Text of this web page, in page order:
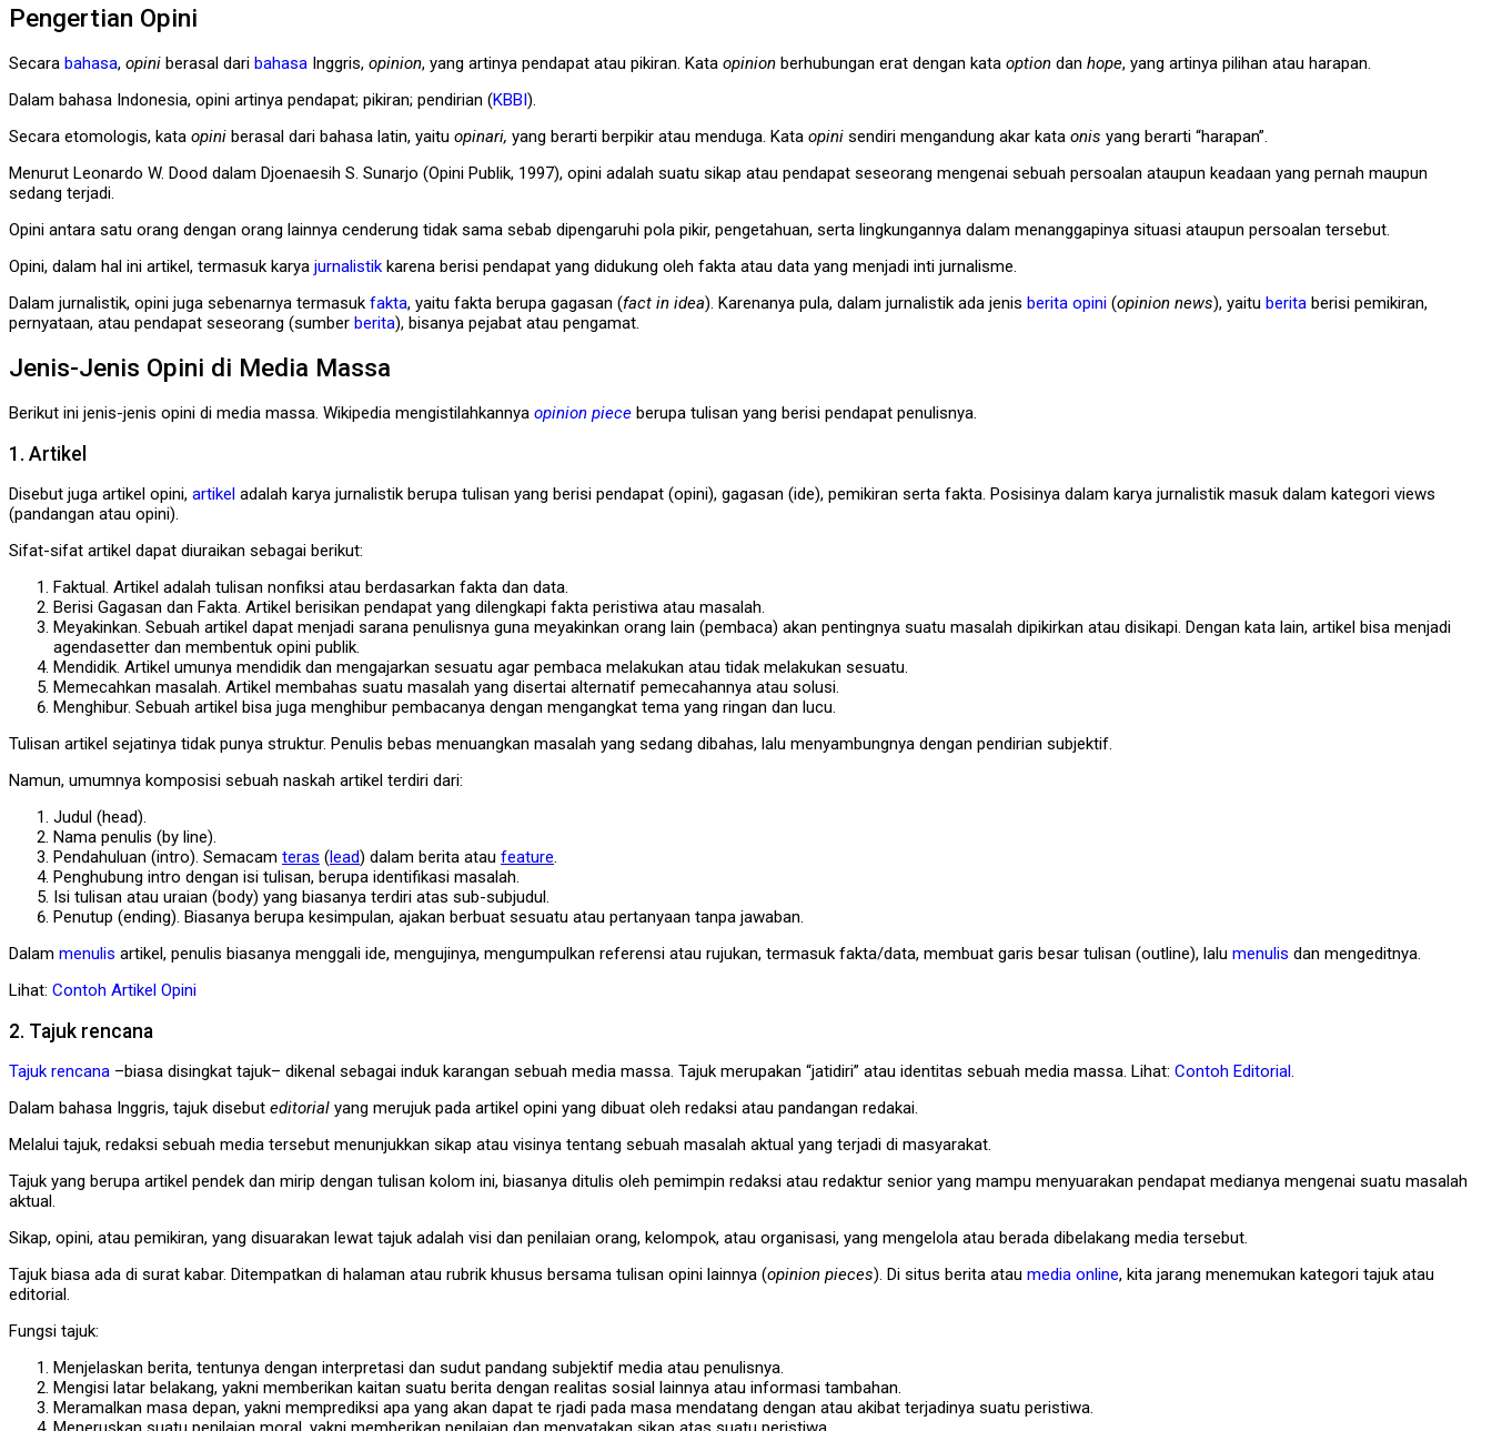
Pengertian Opini
Secara bahasa, opini berasal dari bahasa Inggris, opinion, yang artinya pendapat atau pikiran. Kata opinion berhubungan erat dengan kata option dan hope, yang artinya pilihan atau harapan.
Dalam bahasa Indonesia, opini artinya pendapat; pikiran; pendirian (KBBI).
Secara etomologis, kata opini berasal dari bahasa latin, yaitu opinari, yang berarti berpikir atau menduga. Kata opini sendiri mengandung akar kata onis yang berarti “harapan”.
Menurut Leonardo W. Dood dalam Djoenaesih S. Sunarjo (Opini Publik, 1997), opini adalah suatu sikap atau pendapat seseorang mengenai sebuah persoalan ataupun keadaan yang pernah maupun
sedang terjadi.
Opini antara satu orang dengan orang lainnya cenderung tidak sama sebab dipengaruhi pola pikir, pengetahuan, serta lingkungannya dalam menanggapinya situasi ataupun persoalan tersebut.
Opini, dalam hal ini artikel, termasuk karya jurnalistik karena berisi pendapat yang didukung oleh fakta atau data yang menjadi inti jurnalisme.
Dalam jurnalistik, opini juga sebenarnya termasuk fakta, yaitu fakta berupa gagasan (fact in idea). Karenanya pula, dalam jurnalistik ada jenis berita opini (opinion news), yaitu berita berisi pemikiran,
pernyataan, atau pendapat seseorang (sumber berita), bisanya pejabat atau pengamat.
Jenis-Jenis Opini di Media Massa
Berikut ini jenis-jenis opini di media massa. Wikipedia mengistilahkannya opinion piece berupa tulisan yang berisi pendapat penulisnya.
1. Artikel
Disebut juga artikel opini, artikel adalah karya jurnalistik berupa tulisan yang berisi pendapat (opini), gagasan (ide), pemikiran serta fakta. Posisinya dalam karya jurnalistik masuk dalam kategori views
(pandangan atau opini).
Sifat-sifat artikel dapat diuraikan sebagai berikut:
Faktual. Artikel adalah tulisan nonfiksi atau berdasarkan fakta dan data.
Berisi Gagasan dan Fakta. Artikel berisikan pendapat yang dilengkapi fakta peristiwa atau masalah.
Meyakinkan. Sebuah artikel dapat menjadi sarana penulisnya guna meyakinkan orang lain (pembaca) akan pentingnya suatu masalah dipikirkan atau disikapi. Dengan kata lain, artikel bisa menjadi
agendasetter dan membentuk opini publik.
Mendidik. Artikel umunya mendidik dan mengajarkan sesuatu agar pembaca melakukan atau tidak melakukan sesuatu.
Memecahkan masalah. Artikel membahas suatu masalah yang disertai alternatif pemecahannya atau solusi.
Menghibur. Sebuah artikel bisa juga menghibur pembacanya dengan mengangkat tema yang ringan dan lucu.
Tulisan artikel sejatinya tidak punya struktur. Penulis bebas menuangkan masalah yang sedang dibahas, lalu menyambungnya dengan pendirian subjektif.
Namun, umumnya komposisi sebuah naskah artikel terdiri dari:
Judul (head).
Nama penulis (by line).
Pendahuluan (intro). Semacam teras (lead) dalam berita atau feature.
Penghubung intro dengan isi tulisan, berupa identifikasi masalah.
Isi tulisan atau uraian (body) yang biasanya terdiri atas sub-subjudul.
Penutup (ending). Biasanya berupa kesimpulan, ajakan berbuat sesuatu atau pertanyaan tanpa jawaban.
Dalam menulis artikel, penulis biasanya menggali ide, mengujinya, mengumpulkan referensi atau rujukan, termasuk fakta/data, membuat garis besar tulisan (outline), lalu menulis dan mengeditnya.
Lihat: Contoh Artikel Opini
2. Tajuk rencana
Tajuk rencana –biasa disingkat tajuk– dikenal sebagai induk karangan sebuah media massa. Tajuk merupakan “jatidiri” atau identitas sebuah media massa. Lihat: Contoh Editorial.
Dalam bahasa Inggris, tajuk disebut editorial yang merujuk pada artikel opini yang dibuat oleh redaksi atau pandangan redakai.
Melalui tajuk, redaksi sebuah media tersebut menunjukkan sikap atau visinya tentang sebuah masalah aktual yang terjadi di masyarakat.
Tajuk yang berupa artikel pendek dan mirip dengan tulisan kolom ini, biasanya ditulis oleh pemimpin redaksi atau redaktur senior yang mampu menyuarakan pendapat medianya mengenai suatu masalah
aktual.
Sikap, opini, atau pemikiran, yang disuarakan lewat tajuk adalah visi dan penilaian orang, kelompok, atau organisasi, yang mengelola atau berada dibelakang media tersebut.
Tajuk biasa ada di surat kabar. Ditempatkan di halaman atau rubrik khusus bersama tulisan opini lainnya (opinion pieces). Di situs berita atau media online, kita jarang menemukan kategori tajuk atau
editorial.
Fungsi tajuk:
Menjelaskan berita, tentunya dengan interpretasi dan sudut pandang subjektif media atau penulisnya.
Mengisi latar belakang, yakni memberikan kaitan suatu berita dengan realitas sosial lainnya atau informasi tambahan.
Meramalkan masa depan, yakni memprediksi apa yang akan dapat te rjadi pada masa mendatang dengan atau akibat terjadinya suatu peristiwa.